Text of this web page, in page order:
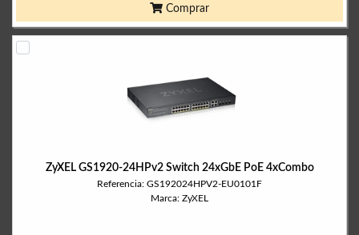
Comprar
ZyXEL GS1920-24HPv2 Switch 24xGbE PoE 4xCombo
Referencia: GS192024HPV2-EU0101F
Marca: ZyXEL